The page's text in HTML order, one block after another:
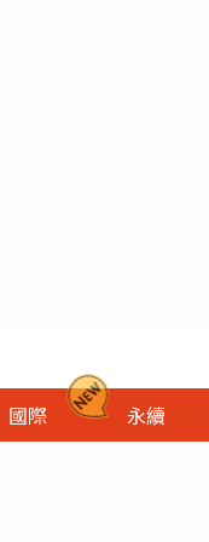
國際 永續